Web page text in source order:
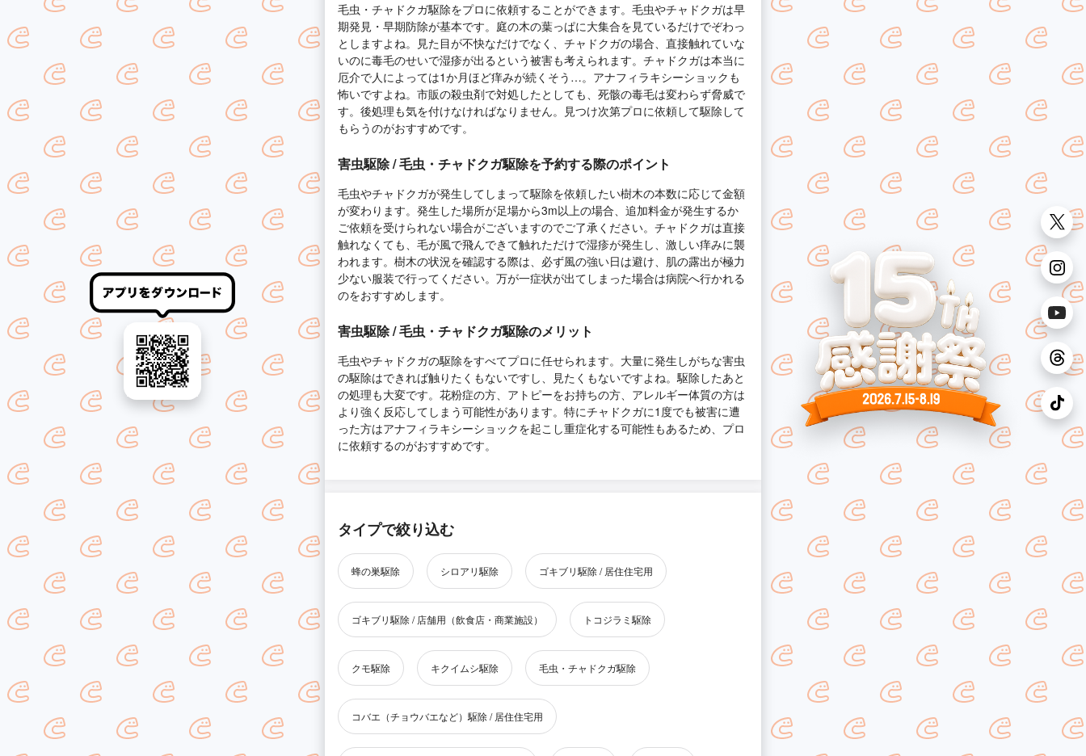
毛虫・チャドクガ駆除をプロに依頼することができます。毛虫やチャドクガは早
期発見・早期防除が基本です。庭の木の葉っぱに大集合を見ているだけでぞわっ
としますよね。見た目が不快なだけでなく、チャドクガの場合、直接触れていな
いのに毒毛のせいで湿疹が出るという被害も考えられます。チャドクガは本当に
厄介で人によっては1か月ほど痒みが続くそう…。アナフィラキシーショックも
怖いですよね。市販の殺虫剤で対処したとしても、死骸の毒毛は変わらず脅威で
す。後処理も気を付けなければなりません。見つけ次第プロに依頼して駆除して
もらうのがおすすめです。
害虫駆除 / 毛虫・チャドクガ駆除を予約する際のポイント
毛虫やチャドクガが発生してしまって駆除を依頼したい樹木の本数に応じて金額
が変わります。発生した場所が足場から3m以上の場合、追加料金が発生するか
ご依頼を受けられない場合がございますのでご了承ください。チャドクガは直接
触れなくても、毛が風で飛んできて触れただけで湿疹が発生し、激しい痒みに襲
われます。樹木の状況を確認する際は、必ず風の強い日は避け、肌の露出が極力
少ない服装で行ってください。万が一症状が出てしまった場合は病院へ行かれる
のをおすすめします。
害虫駆除 / 毛虫・チャドクガ駆除のメリット
毛虫やチャドクガの駆除をすべてプロに任せられます。大量に発生しがちな害虫
の駆除はできれば触りたくもないですし、見たくもないですよね。駆除したあと
の処理も大変です。花粉症の方、アトピーをお持ちの方、アレルギー体質の方は
より強く反応してしまう可能性があります。特にチャドクガに1度でも被害に遭
った方はアナフィラキシーショックを起こし重症化する可能性もあるため、プロ
に依頼するのがおすすめです。
タイプで絞り込む
蜂の巣駆除 シロアリ駆除 ゴキブリ駆除 / 居住住宅用
ゴキブリ駆除 / 店舗用（飲食店・商業施設） トコジラミ駆除
クモ駆除 キクイムシ駆除 毛虫・チャドクガ駆除
コバエ（チョウバエなど）駆除 / 居住住宅用